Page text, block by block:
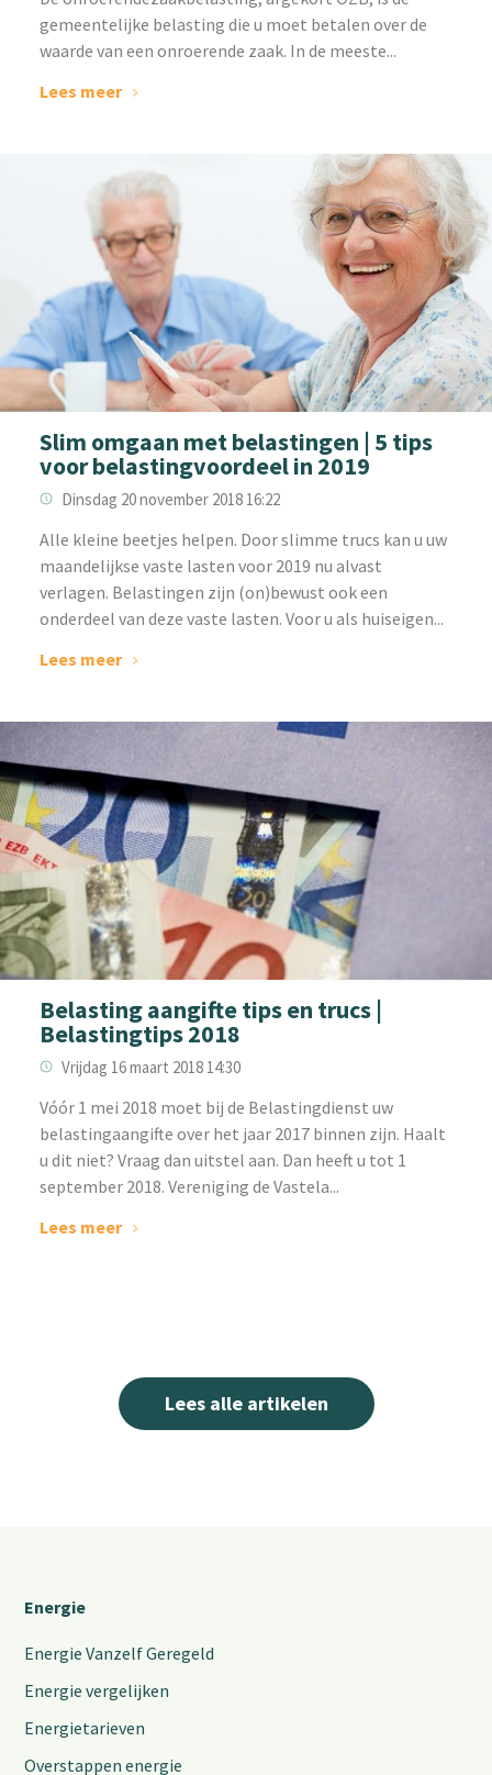
gemeentelijke belasting die u moet betalen over de
waarde van een onroerende zaak. In de meeste...
Lees meer
Slim omgaan met belastingen | 5 tips
voor belastingvoordeel in 2019
Dinsdag 20 november 2018 16:22
Alle kleine beetjes helpen. Door slimme trucs kan u uw
maandelijkse vaste lasten voor 2019 nu alvast
verlagen. Belastingen zijn (on)bewust ook een
onderdeel van deze vaste lasten. Voor u als huiseigen...
Lees meer
Belasting aangifte tips en trucs |
Belastingtips 2018
Vrijdag 16 maart 2018 14:30
Vóór 1 mei 2018 moet bij de Belastingdienst uw
belastingaangifte over het jaar 2017 binnen zijn. Haalt
u dit niet? Vraag dan uitstel aan. Dan heeft u tot 1
september 2018. Vereniging de Vastela...
Lees meer
Lees alle artikelen
Energie
Energie Vanzelf Geregeld
Energie vergelijken
Energietarieven
Overstappen energie